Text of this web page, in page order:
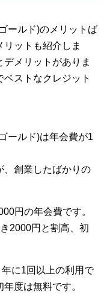
ールド)のメリットば
ットも紹介しま
メリットがありま
ストなクレジット
ールド)は年会費が1
、創業したばかりの
円の年会費です。
2000円と割高、初
に1回以上の利用で
度は無料です。